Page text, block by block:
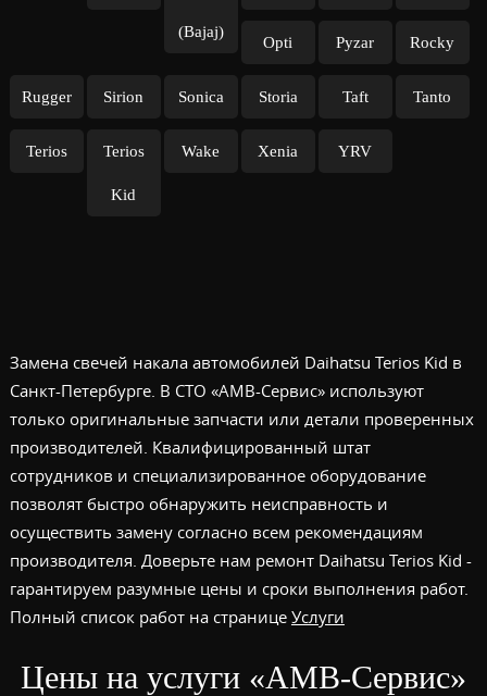
(Bajaj)
Opti Pyzar Rocky
Rugger Sirion Sonica Storia Taft Tanto
Terios Terios
Kid
Wake Xenia YRV
Замена свечей накала автомобилей Daihatsu Terios Kid в
Санкт-Петербурге. В СТО «АМВ-Сервис» используют
только оригинальные запчасти или детали проверенных
производителей. Квалифицированный штат
сотрудников и специализированное оборудование
позволят быстро обнаружить неисправность и
осуществить замену согласно всем рекомендациям
производителя. Доверьте нам ремонт Daihatsu Terios Kid -
гарантируем разумные цены и сроки выполнения работ.
Полный список работ на странице Услуги
Цены на услуги «АМВ-Сервис»